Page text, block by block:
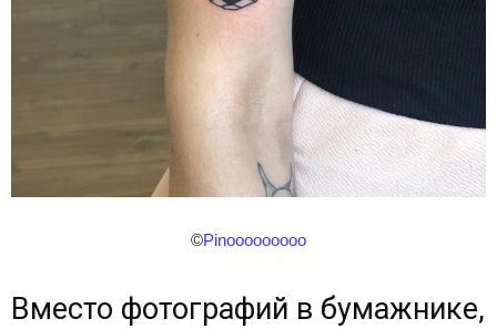
©Pinooooooooo
Вместо фотографий в бумажнике,